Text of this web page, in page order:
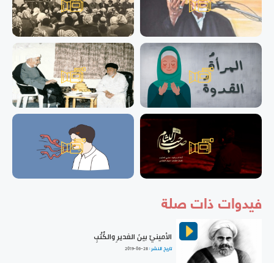
فيدوات ذات صلة
الأمينيّ بينَ الغديرِ والكُتُبِ
تاريخ النشر :2019-06-28